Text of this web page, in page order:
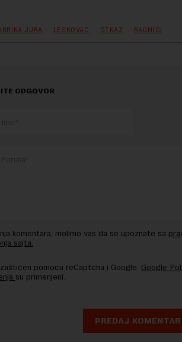
JURA LESKOVAC OTKAZ RADNICI
ODGOVOR
komentara, molimo vas da se upoznate sa
sajta.
pomocu reCaptcha i Google. Google
su primenjeni.